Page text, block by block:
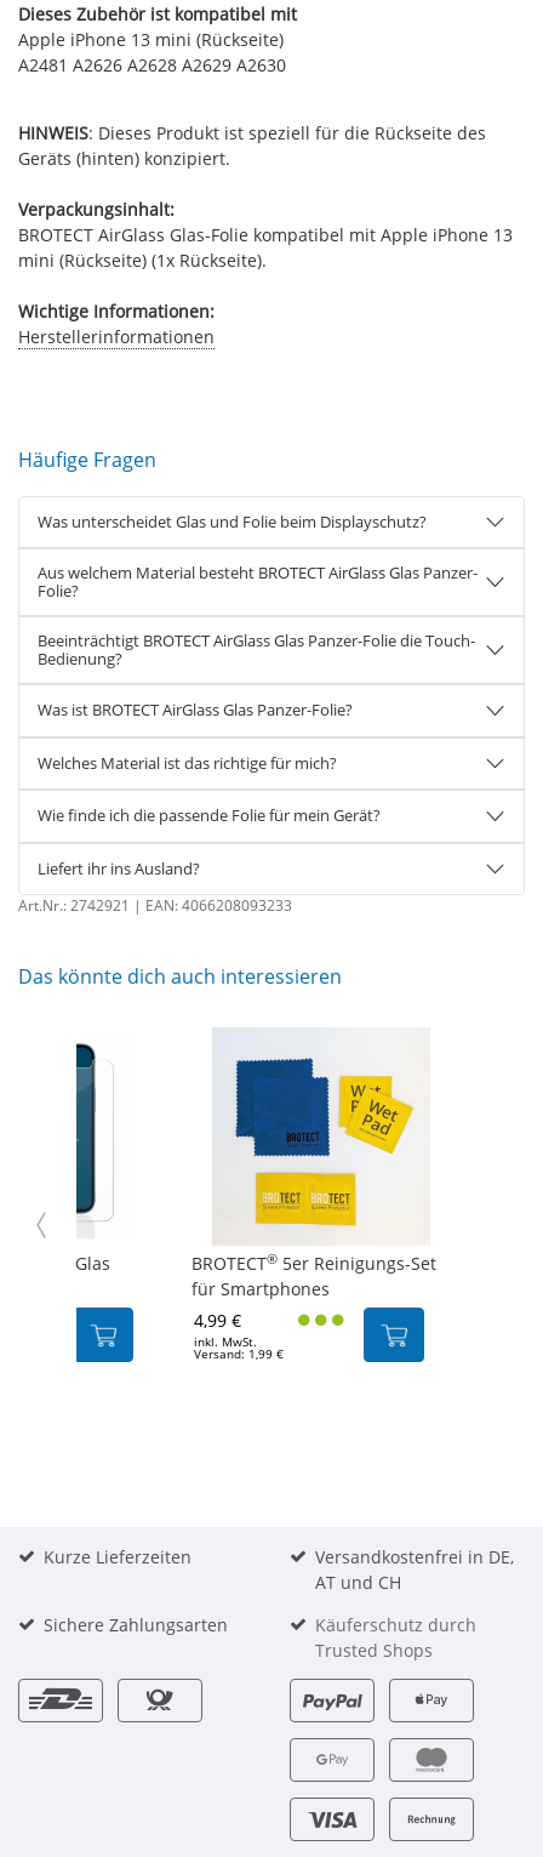
Dieses Zubehör ist kompatibel mit
Apple iPhone 13 mini (Rückseite)
A2481 A2626 A2628 A2629 A2630
HINWEIS: Dieses Produkt ist speziell für die Rückseite des
Geräts (hinten) konzipiert.
Verpackungsinhalt:
BROTECT AirGlass Glas-Folie kompatibel mit Apple iPhone 13
mini (Rückseite) (1x Rückseite).
Wichtige Informationen:
Herstellerinformationen
Häufige Fragen
Was unterscheidet Glas und Folie beim Displayschutz?
Aus welchem Material besteht BROTECT AirGlass Glas Panzer-
Folie?
Beeinträchtigt BROTECT AirGlass Glas Panzer-Folie die Touch-
Bedienung?
Was ist BROTECT AirGlass Glas Panzer-Folie?
Welches Material ist das richtige für mich?
Wie finde ich die passende Folie für mein Gerät?
Liefert ihr ins Ausland?
Art.Nr.:2742921 | EAN:4066208093233
Das könnte dich auch interessieren
AirGlass Glas
BROTECT® 5er Reinigungs-Set
für Smartphones
4,99 €
inkl. MwSt.
Versand: 1,99 €
Kurze Lieferzeiten
Versandkostenfrei in DE,
AT und CH
Sichere Zahlungsarten
Käuferschutz durch
Trusted Shops